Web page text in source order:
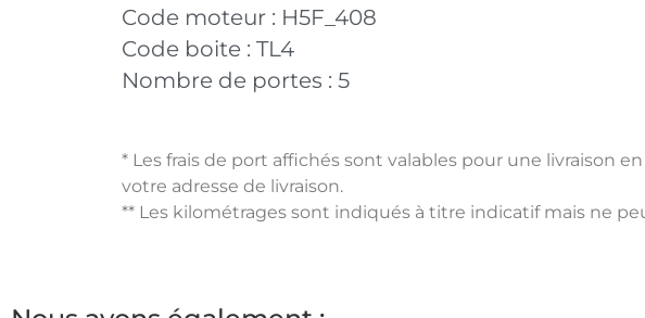
Code moteur : H5F_408
Code boite : TL4
Nombre de portes : 5
* Les frais de port affichés sont valables pour une livraison
votre adresse de livraison.
** Les kilométrages sont indiqués à titre indicatif mais ne